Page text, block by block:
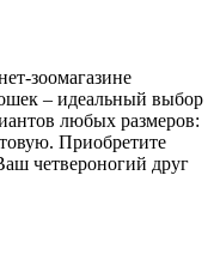
зоомагазине
– идеальный выбор
любых размеров:
Приобретите
четвероногий друг